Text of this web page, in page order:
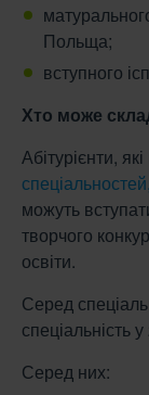
Польща;
вступного
Хто може
Абітурієнти,
можуть
творчого
освіти.
Серед
спеціальність
Серед них: